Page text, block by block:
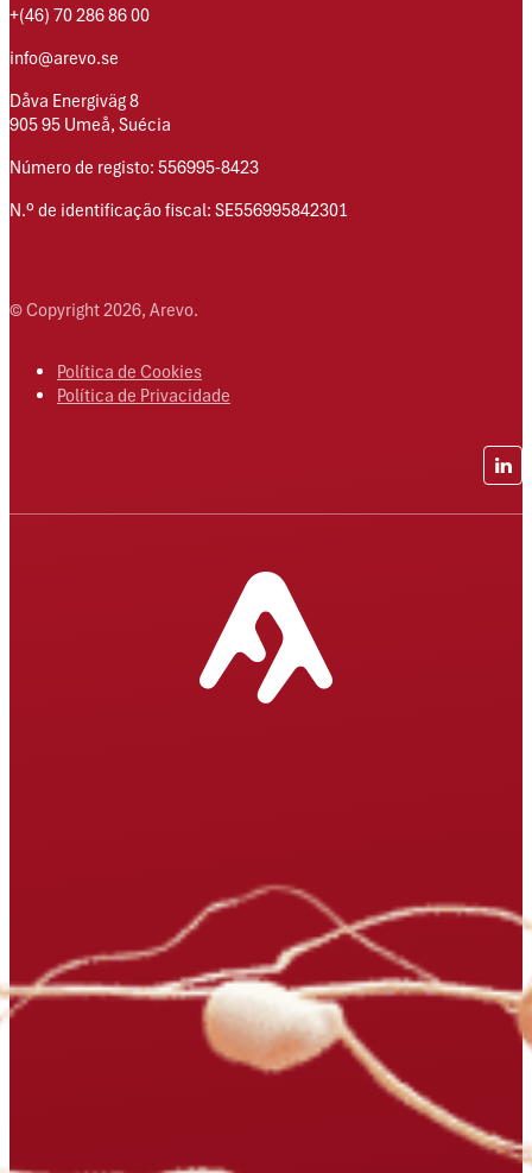
+(46) 70 286 86 00
info@arevo.se
Dåva Energiväg 8
905 95 Umeå, Suécia
Número de registo: 556995-8423
N.º de identificação fiscal: SE556995842301
© Copyright 2026, Arevo.
Política de Cookies
Política de Privacidade